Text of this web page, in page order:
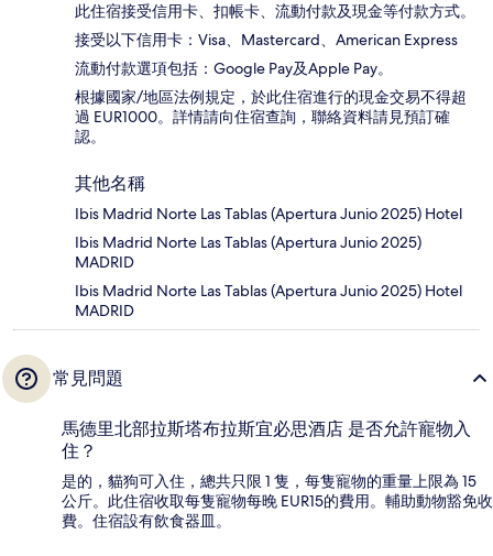
此住宿接受信用卡、扣帳卡、流動付款及現金等付款方式。
接受以下信用卡：Visa、Mastercard、American Express
流動付款選項包括：Google Pay及Apple Pay。
根據國家/地區法例規定，於此住宿進行的現金交易不得超
過 EUR1000。詳情請向住宿查詢，聯絡資料請見預訂確
認。
其他名稱
Ibis Madrid Norte Las Tablas (Apertura Junio 2025) Hotel
Ibis Madrid Norte Las Tablas (Apertura Junio 2025)
MADRID
Ibis Madrid Norte Las Tablas (Apertura Junio 2025) Hotel
MADRID
常見問題
馬德里北部拉斯塔布拉斯宜必思酒店 是否允許寵物入
住？
是的，貓狗可入住，總共只限 1 隻，每隻寵物的重量上限為 15
公斤。此住宿收取每隻寵物每晚 EUR15的費用。輔助動物豁免收
費。住宿設有飲食器皿。